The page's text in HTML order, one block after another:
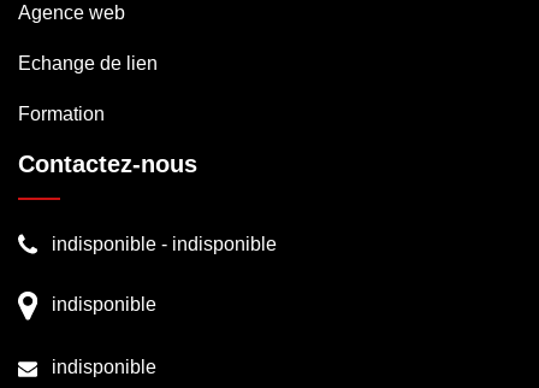
Agence web
Echange de lien
Formation
Contactez-nous
indisponible - indisponible
indisponible
indisponible